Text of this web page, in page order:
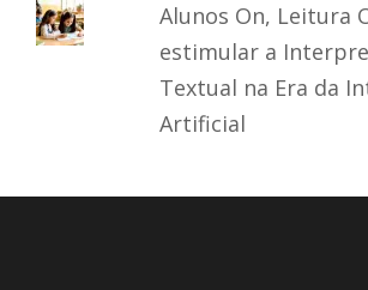
Alunos On, Leitura
estimular a
Textual na Era da
Artificial